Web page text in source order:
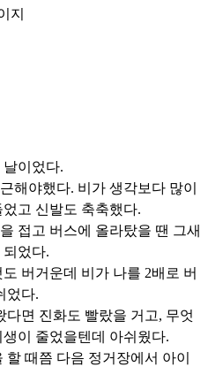
지
이었다.
해야했다. 비가 생각보다 많이
고 신발도 축축했다.
접고 버스에 올라탔을 땐 그새
었다.
버거운데 비가 나를 2배로 버
었다.
면 진화도 빨랐을 거고, 무엇
이 줄었을텐데 아쉬웠다.
때쯤 다음 정거장에서 아이